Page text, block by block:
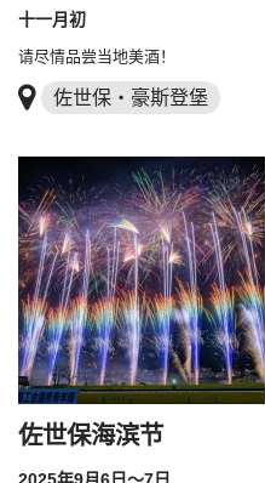
十一月初
请尽情品尝当地美酒！
佐世保・豪斯登堡
佐世保海滨节